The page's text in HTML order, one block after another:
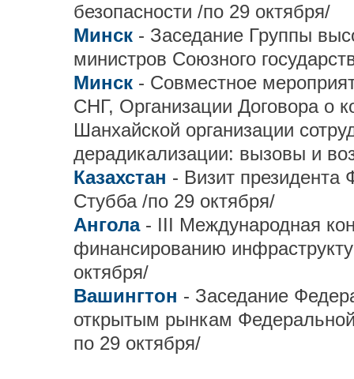
безопасности /по 29 октября/
Минск - Заседание Группы
министров Союзного
Минск - Совместное
СНГ, Организации Договора о
Шанхайской организации
дерадикализации: вызовы и
Казахстан - Визит президента
Стубба /по 29 октября/
Ангола - III Международная
финансированию
октября/
Вашингтон - Заседание
открытым рынкам
по 29 октября/